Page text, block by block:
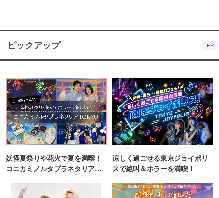
ピックアップ PR
妖怪夏祭りや花火で夏を満喫！
コニカミノルタプラネタリア
涼しく過ごせる東京ジョイポリ
スで絶叫＆ホラーを満喫！